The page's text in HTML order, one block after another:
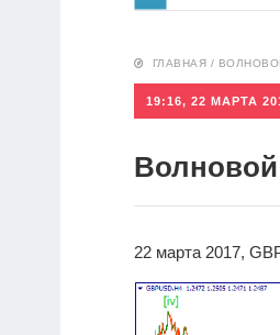
ГЛАВНАЯ /
19:16, 22 МАРТА
Волновой
22 марта 2017,